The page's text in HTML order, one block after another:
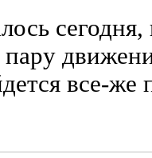
пару
все-же